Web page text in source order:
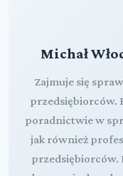
Michał
Zajmuje się
przedsiębiorców.
poradnictwie w
jak również
przedsiębiorców.